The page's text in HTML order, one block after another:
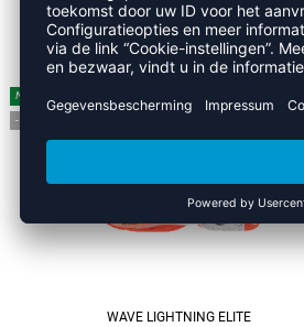
MEER UIT
NEW
-13%
WAVE LIGHTNING ELITE